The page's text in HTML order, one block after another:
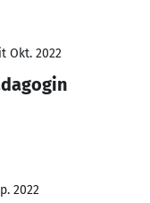
Okt. 2022
2022